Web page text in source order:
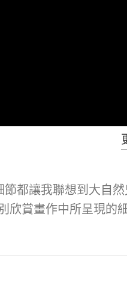
都讓我聯想到大自
賞畫作中所呈現的